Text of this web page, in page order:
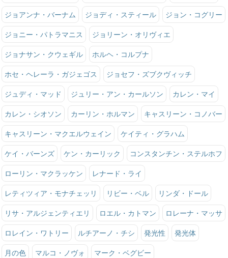
ジョアンナ・バーナム ジョディ・スティール ジョン・コグリー
ジョニー・パトラマニス ジョリーン・オリヴィエ
ジョナサン・クウェギル ホルヘ・コルプナ
ホセ・ヘレーラ・ガジェゴス ジョセフ・ズブクヴィッチ
ジュディ・マッド ジュリー・アン・カールソン カレン・マイ
カレン・シオソン カーリン・ホルマン キャスリーン・コノバー
キャスリーン・マクエルウェイン ケイティ・グラハム
ケイ・バーンズ ケン・カーリック コンスタンチン・ステルホフ
ローリン・マクラッケン レナード・ライ
レティツィア・モナチェッリ リビー・ベル リンダ・ドール
リサ・アルジェンティエリ ロエル・カトマン ロレーナ・マッサ
ロレイン・ワトリー ルチアーノ・チシ 発光性 発光体
月の色 マルコ・ノヴォ マーク・ベグビー